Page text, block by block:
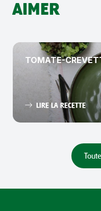
AIMER
TOMATE-
LIRE LA RECETTE